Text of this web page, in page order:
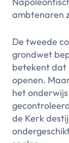
ambtenaren
De tweede
grondwet
betekent dat
openen.
het onderwijs
de Kerk